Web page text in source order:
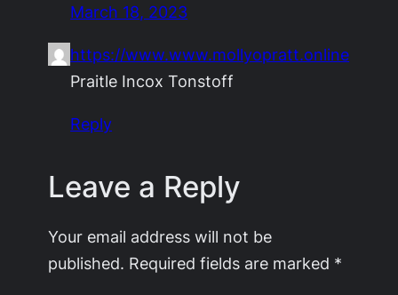
March 18, 2023
https://www.www.mollyopratt.online
Praitle Incox Tonstoff
Reply
Leave a Reply
Your email address will not be
published. Required fields are marked *